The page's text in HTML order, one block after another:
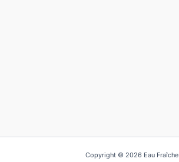
Copyright © 2026 Eau Fraîche